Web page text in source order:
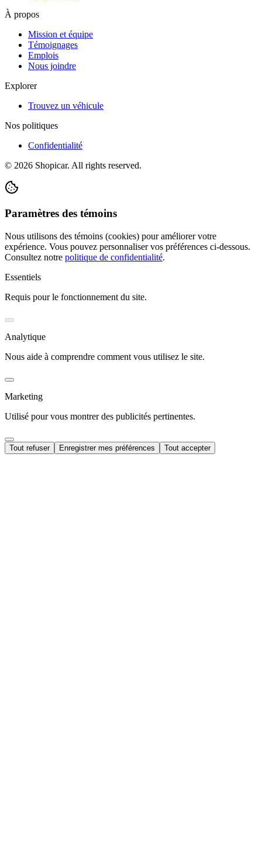
À propos
Mission et équipe
Témoignages
Emplois
Nous joindre
Explorer
Trouvez un véhicule
Nos politiques
Confidentialité
© 2026 Shopicar. All rights reserved.
Paramètres des témoins
Nous utilisons des témoins (cookies) pour améliorer votre
expérience. Vous pouvez personnaliser vos préférences ci-dessous.
Consultez notre politique de confidentialité.
Essentiels
Requis pour le fonctionnement du site.
Analytique
Nous aide à comprendre comment vous utilisez le site.
Marketing
Utilisé pour vous montrer des publicités pertinentes.
Tout refuser Enregistrer mes préférences Tout accepter